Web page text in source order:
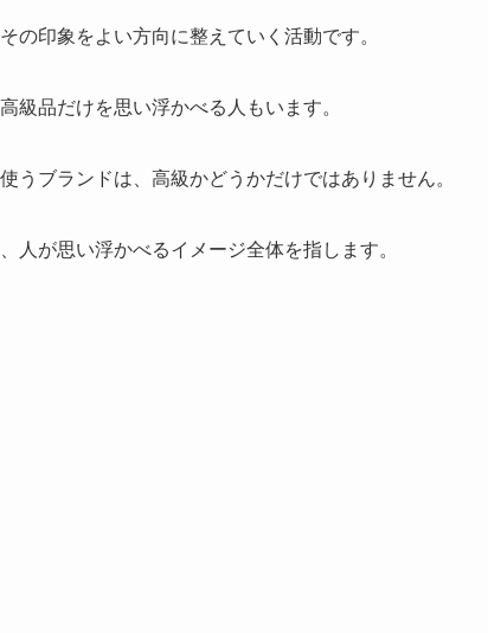
の印象をよい方向に整えていく活動です。
級品だけを思い浮かべる人もいます。
うブランドは、高級かどうかだけではありません。
人が思い浮かべるイメージ全体を指します。